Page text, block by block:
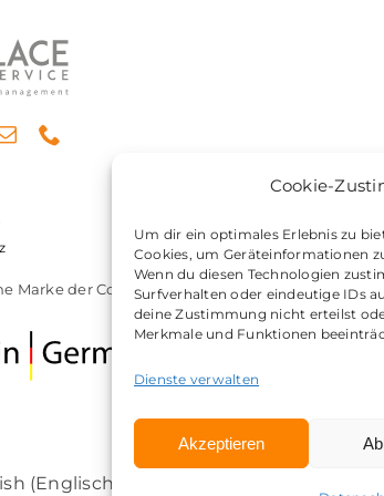
Cookie-
Um dir ein optimales Erlebnis zu
Cookies, um Geräteinformationen
Wenn du diesen Technologien
Surfverhalten oder eindeutige IDs
deine Zustimmung nicht erteilst
Merkmale und Funktionen
Dienste verwalten
Akzeptieren
der CosH Consulting GmbH
(Englisch